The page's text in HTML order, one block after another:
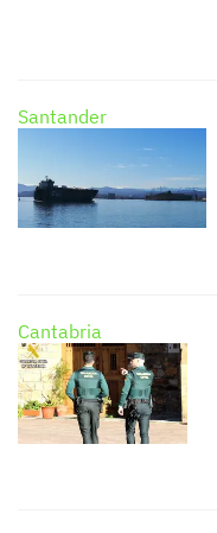
Santander
Cantabria